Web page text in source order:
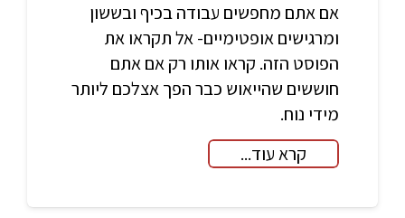
אם אתם מחפשים עבודה בכיף ובששון
ומרגישים אופטימיים- אל תקראו את
הפוסט הזה. קראו אותו רק אם אתם
חוששים שהייאוש כבר הפך אצלכם ליותר
מידי נוח.
קרא עוד...